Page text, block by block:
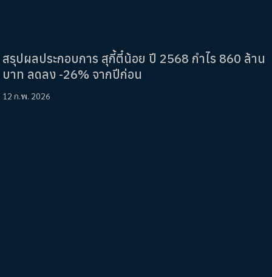
สรุปผลประกอบการ สุกี้ตี๋น้อย ปี 2568 กำไร 860 ล้าน
บาท ลดลง -26% จากปีก่อน
12 ก.พ. 2026